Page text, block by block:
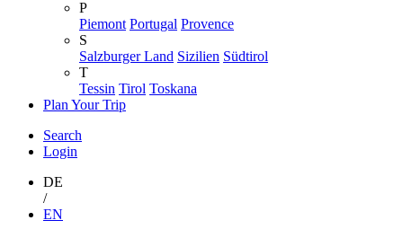
P
Piemont Portugal Provence
S
Salzburger Land Sizilien Südtirol
T
Tessin Tirol Toskana
Plan Your Trip
Search
Login
DE
/
EN